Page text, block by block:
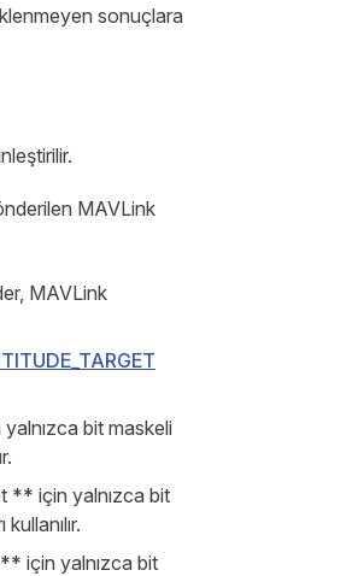
sonuçlara
MAVLink
MAVLink
bit maskeli
** için yalnızca bit
kullanılır.
için yalnızca bit